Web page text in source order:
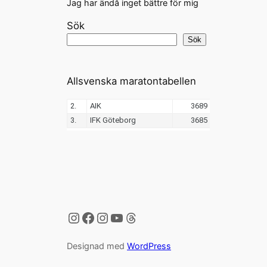
Jag har ändå inget bättre för mig
Sök
Sök
Allsvenska maratontabellen
Instagram
Facebook
Instagram
YouTube
Threads
Designad med WordPress